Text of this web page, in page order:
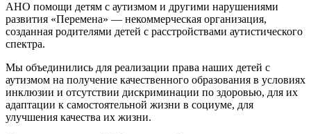
АНО помощи детям с аутизмом и другими нарушениями
развития «Перемена» — некоммерческая организация,
созданная родителями детей с расстройствами аутистического
спектра.
Мы объединились для реализации права наших детей с
аутизмом на получение качественного образования в условиях
инклюзии и отсутствии дискриминации по здоровью, для их
адаптации к самостоятельной жизни в социуме, для
улучшения качества их жизни.